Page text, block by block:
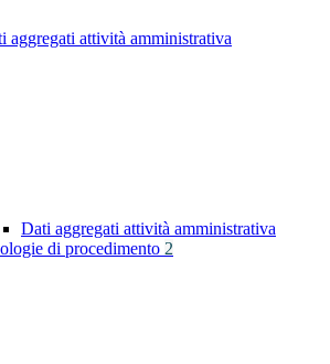
aggregati attività amministrativa
Dati aggregati attività amministrativa
di procedimento 2